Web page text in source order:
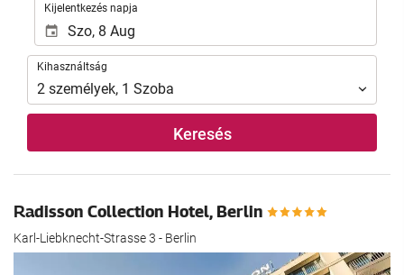
Kijelentkezés napja
Kihasználtság
Kihasználtság
2 személyek, 1 Szoba
Keresés
Radisson Collection Hotel, Berlin
Karl-Liebknecht-Strasse 3 - Berlin